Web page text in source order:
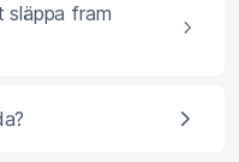
fram